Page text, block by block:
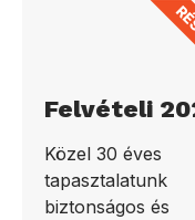
Felvételi
Közel 30 éves
tapasztalatunk
biztonságos és